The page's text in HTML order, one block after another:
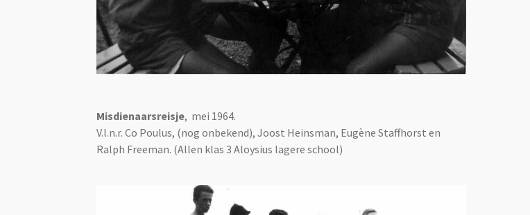
Misdienaarsreisje, mei 1964.
V.l.n.r. Co Poulus, (nog onbekend), Joost Heinsman, Eugène Staffhorst en
Ralph Freeman. (Allen klas 3 Aloysius lagere school)